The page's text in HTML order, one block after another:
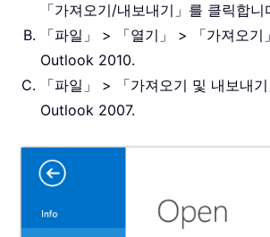
「가져오기/내보내기」를 클릭합니
「파일」 > 「열기」 > 「가져오
Outlook 2010.
「파일」 > 「가져오기 및 내보내
Outlook 2007.